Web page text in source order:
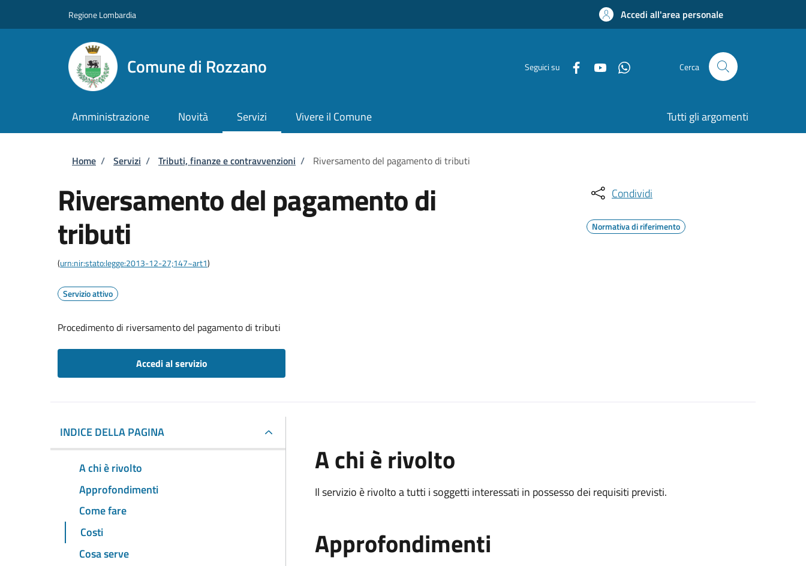
Regione Lombardia Accedi all'area personale
Comune di Rozzano Seguici su Cerca
Amministrazione Novità Servizi Vivere il Comune Tutti gli argomenti
Briciole di pane
Home / Servizi / Tributi, finanze e contravvenzioni / Riversamento del pagamento di tributi
Riversamento del pagamento di
tributi
(urn:nir:stato:legge:2013-12-27;147~art1)
Servizio attivo
Procedimento di riversamento del pagamento di tributi
Accedi al servizio
Condividi
Normativa di riferimento
INDICE DELLA PAGINA
A chi è rivolto
Approfondimenti
Come fare
Costi
Cosa serve
A chi è rivolto
Il servizio è rivolto a tutti i soggetti interessati in possesso dei requisiti previsti.
Approfondimenti